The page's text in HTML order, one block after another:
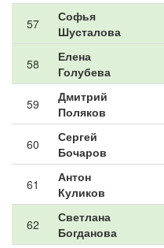
57
Софья
Шусталова
58
Елена
Голубева
59
Дмитрий
Поляков
60
Сергей
Бочаров
61
Антон
Куликов
62
Светлана
Богданова